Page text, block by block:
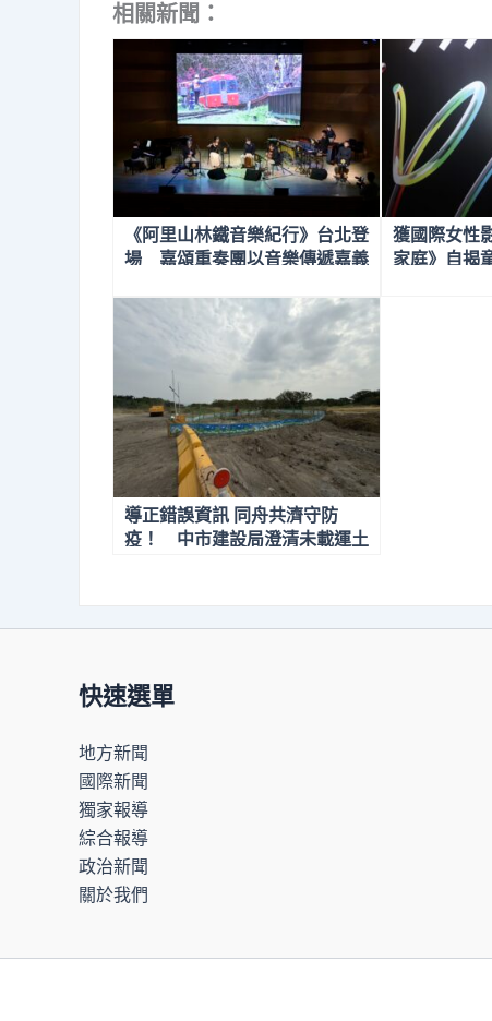
相關新聞：
《阿里山林鐵音樂紀行》台北登
場 嘉頌重奏團以音樂傳遞嘉義
獲國際女性
家庭》自揭
導正錯誤資訊 同舟共濟守防
疫！ 中市建設局澄清未載運土
快速選單
地方新聞
國際新聞
獨家報導
綜合報導
政治新聞
關於我們